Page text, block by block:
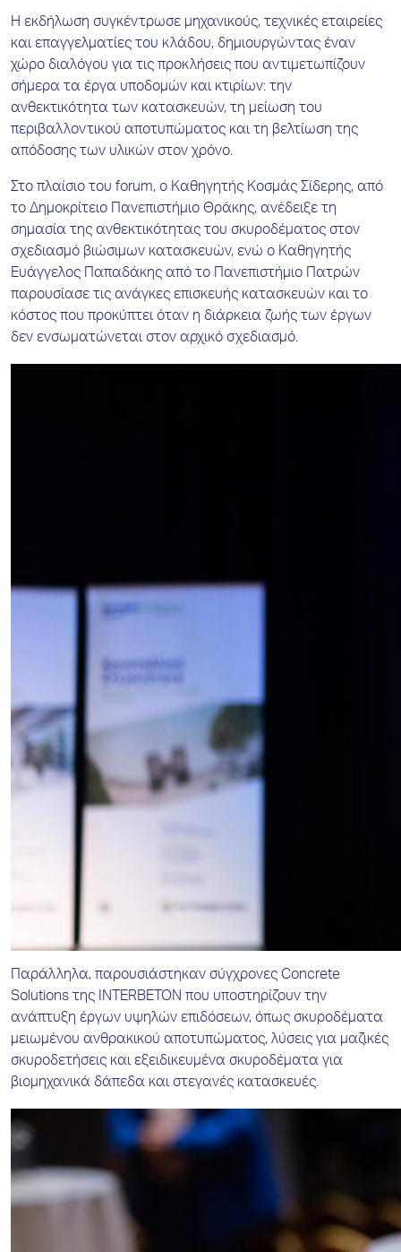
Η εκδήλωση συγκέντρωσε μηχανικούς, τεχνικές εταιρείες
και επαγγελματίες του κλάδου, δημιουργώντας έναν
χώρο διαλόγου για τις προκλήσεις που αντιμετωπίζουν
σήμερα τα έργα υποδομών και κτιρίων: την
ανθεκτικότητα των κατασκευών, τη μείωση του
περιβαλλοντικού αποτυπώματος και τη βελτίωση της
απόδοσης των υλικών στον χρόνο.
Στο πλαίσιο του forum, ο Καθηγητής Κοσμάς Σίδερης, από
το Δημοκρίτειο Πανεπιστήμιο Θράκης, ανέδειξε τη
σημασία της ανθεκτικότητας του σκυροδέματος στον
σχεδιασμό βιώσιμων κατασκευών, ενώ ο Καθηγητής
Ευάγγελος Παπαδάκης από το Πανεπιστήμιο Πατρών
παρουσίασε τις ανάγκες επισκευής κατασκευών και το
κόστος που προκύπτει όταν η διάρκεια ζωής των έργων
δεν ενσωματώνεται στον αρχικό σχεδιασμό.
Παράλληλα, παρουσιάστηκαν σύγχρονες Concrete
Solutions της INTERBETON που υποστηρίζουν την
ανάπτυξη έργων υψηλών επιδόσεων, όπως σκυροδέματα
μειωμένου ανθρακικού αποτυπώματος, λύσεις για μαζικές
σκυροδετήσεις και εξειδικευμένα σκυροδέματα για
βιομηχανικά δάπεδα και στεγανές κατασκευές.